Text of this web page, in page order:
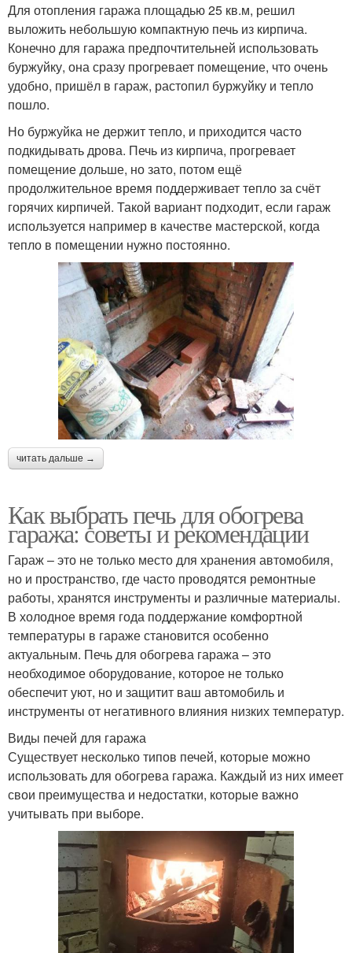
Для отопления гаража площадью 25 кв.м, решил
выложить небольшую компактную печь из кирпича.
Конечно для гаража предпочтительней использовать
буржуйку, она сразу прогревает помещение, что очень
удобно, пришёл в гараж, растопил буржуйку и тепло
пошло.
Но буржуйка не держит тепло, и приходится часто
подкидывать дрова. Печь из кирпича, прогревает
помещение дольше, но зато, потом ещё
продолжительное время поддерживает тепло за счёт
горячих кирпичей. Такой вариант подходит, если гараж
используется например в качестве мастерской, когда
тепло в помещении нужно постоянно.
читать дальше →
Как выбрать печь для обогрева
гаража: советы и рекомендации
Гараж – это не только место для хранения автомобиля,
но и пространство, где часто проводятся ремонтные
работы, хранятся инструменты и различные материалы.
В холодное время года поддержание комфортной
температуры в гараже становится особенно
актуальным. Печь для обогрева гаража – это
необходимое оборудование, которое не только
обеспечит уют, но и защитит ваш автомобиль и
инструменты от негативного влияния низких температур.
Виды печей для гаража
Существует несколько типов печей, которые можно
использовать для обогрева гаража. Каждый из них имеет
свои преимущества и недостатки, которые важно
учитывать при выборе.